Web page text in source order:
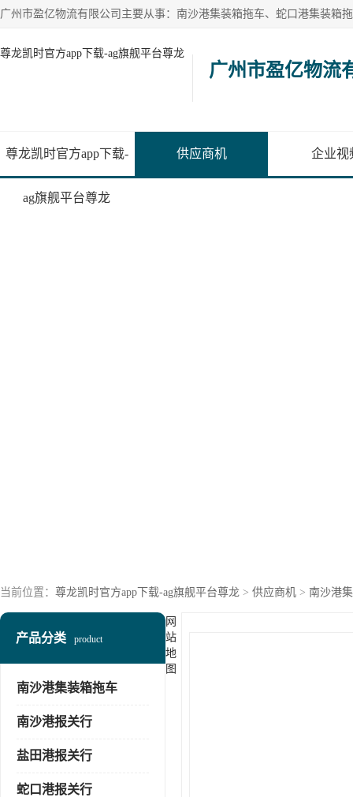
尊龙凯时官方app下载-ag旗舰平台尊龙
广州市盈亿物流
尊龙凯时官方app下载-
ag旗舰平台尊龙
供应商机 企业视
当前位置： 尊龙凯时官方app下载-ag旗舰平台尊龙 > 供应商机 > 南沙港
产品分类 product
南沙港集装箱拖车
南沙港报关行
盐田港报关行
蛇口港报关行
网
站
地
图